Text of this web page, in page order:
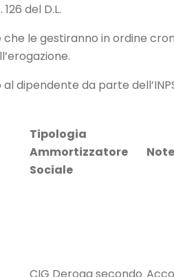
del D.L.
le gestiranno in ordine
da parte
Tipologia
Ammortizzatore
Sociale
Note